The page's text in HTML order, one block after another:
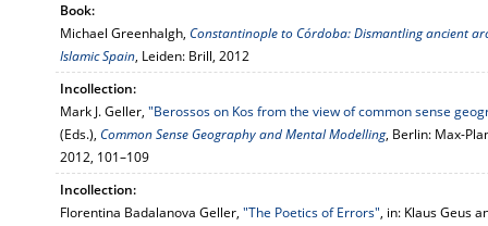
Book:
Michael Greenhalgh, Constantinople to Córdoba: Dismantling ancient
Islamic Spain, Leiden: Brill, 2012
Incollection:
Mark J. Geller, "Berossos on Kos from the view of common sense
(Eds.), Common Sense Geography and Mental Modelling, Berlin: Max-
2012, 101–109
Incollection:
Florentina Badalanova Geller, "The Poetics of Errors", in: Klaus Geus